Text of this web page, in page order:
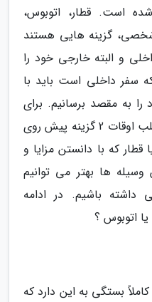
است. قطار، اتوبوس،
گزینه هایی هستند
و البته خارجی خود را
سفر داخلی است باید با
به مقصد برسانیم. برای
انتخاب کردن وسیله نقلیه در اغلب اوقات 2 گزینه پیش روی
که با دانستن مزایا و
ها بهتر می توانیم
داشته باشیم. در ادامه
اتوبوس ؟
بستگی به این دارد که